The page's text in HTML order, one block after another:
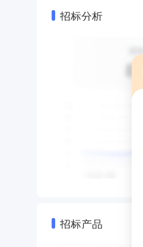
招标分析
招标产品